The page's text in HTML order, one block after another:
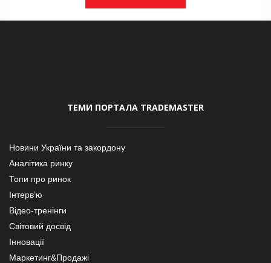
ТЕМИ ПОРТАЛА TRADEMASTER
Новини України та закордону
Аналітика ринку
Топи про ринок
Інтерв’ю
Відео-тренінги
Світовий досвід
Інновації
Маркетинг&Продажі